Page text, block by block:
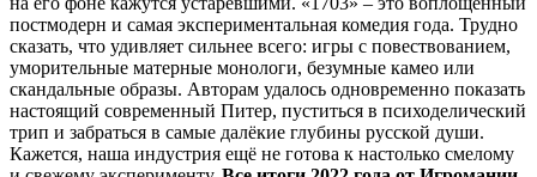
постмодерн и самая экспериментальная комедия года. Трудно
сказать, что удивляет сильнее всего: игры с повествованием,
уморительные матерные монологи, безумные камео или
скандальные образы. Авторам удалось одновременно показать
настоящий современный Питер, пуститься в психоделический
трип и забраться в самые далёкие глубины русской души.
Кажется, наша индустрия ещё не готова к настолько смелому